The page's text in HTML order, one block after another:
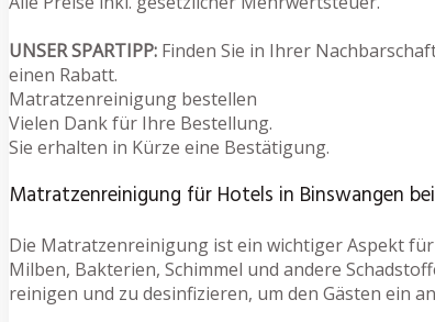
UNSER SPARTIPP: Finden Sie in Ihrer
einen Rabatt.
Matratzenreinigung bestellen
Vielen Dank für Ihre Bestellung.
Sie erhalten in Kürze eine Bestätigung.
Matratzenreinigung für Hotels in Binswangen
Die Matratzenreinigung ist ein wichtiger Aspekt
Milben, Bakterien, Schimmel und andere
reinigen und zu desinfizieren, um den Gästen ein